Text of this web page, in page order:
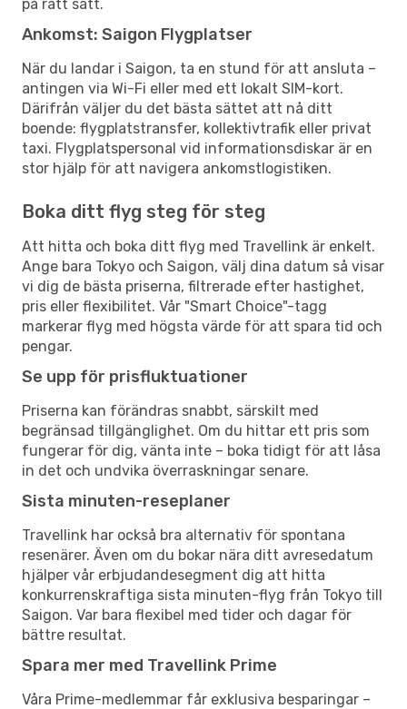
på rätt sätt.
Ankomst: Saigon Flygplatser
När du landar i Saigon, ta en stund för att ansluta –
antingen via Wi-Fi eller med ett lokalt SIM-kort.
Därifrån väljer du det bästa sättet att nå ditt
boende: flygplatstransfer, kollektivtrafik eller privat
taxi. Flygplatspersonal vid informationsdiskar är en
stor hjälp för att navigera ankomstlogistiken.
Boka ditt flyg steg för steg
Att hitta och boka ditt flyg med Travellink är enkelt.
Ange bara Tokyo och Saigon, välj dina datum så visar
vi dig de bästa priserna, filtrerade efter hastighet,
pris eller flexibilitet. Vår "Smart Choice"-tagg
markerar flyg med högsta värde för att spara tid och
pengar.
Se upp för prisfluktuationer
Priserna kan förändras snabbt, särskilt med
begränsad tillgänglighet. Om du hittar ett pris som
fungerar för dig, vänta inte – boka tidigt för att låsa
in det och undvika överraskningar senare.
Sista minuten-reseplaner
Travellink har också bra alternativ för spontana
resenärer. Även om du bokar nära ditt avresedatum
hjälper vår erbjudandesegment dig att hitta
konkurrenskraftiga sista minuten-flyg från Tokyo till
Saigon. Var bara flexibel med tider och dagar för
bättre resultat.
Spara mer med Travellink Prime
Våra Prime-medlemmar får exklusiva besparingar –